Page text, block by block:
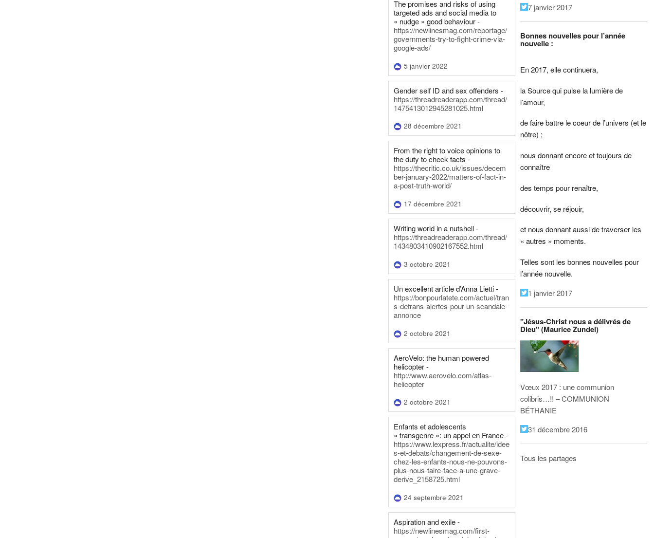
The promises and risks of using
targeted ads and social media to
« nudge » good behaviour -
https://newlinesmag.com/reportage/
governments-try-to-fight-crime-via-
google-ads/
5 janvier 2022
Gender self ID and sex offenders -
https://threadreaderapp.com/thread/
1475413012945281025.html
28 décembre 2021
From the right to voice opinions to
the duty to check facts -
https://thecritic.co.uk/issues/decem
ber-january-2022/matters-of-fact-in-
a-post-truth-world/
17 décembre 2021
Writing world in a nutshell -
https://threadreaderapp.com/thread/
1434803410902167552.html
3 octobre 2021
Un excellent article d’Anna Lietti -
https://bonpourlatete.com/actuel/tran
s-detrans-alertes-pour-un-scandale-
annonce
2 octobre 2021
AeroVelo: the human powered
helicopter -
http://www.aerovelo.com/atlas-
helicopter
2 octobre 2021
Enfants et adolescents
« transgenre »: un appel en France -
https://www.lexpress.fr/actualite/idee
s-et-debats/changement-de-sexe-
chez-les-enfants-nous-ne-pouvons-
plus-nous-taire-face-a-une-grave-
derive_2158725.html
24 septembre 2021
Aspiration and exile -
https://newlinesmag.com/first-
7 janvier 2017
Bonnes nouvelles pour l’année
nouvelle :
En 2017, elle continuera,
la Source qui pulse la lumière de
l’amour,
de faire battre le coeur de l’univers (et le
nôtre) ;
nous donnant encore et toujours de
connaître
des temps pour renaître,
découvrir, se réjouir,
et nous donnant aussi de traverser les
« autres » moments.
Telles sont les bonnes nouvelles pour
l’année nouvelle.
1 janvier 2017
"Jésus-Christ nous a délivrés de
Dieu" (Maurice Zundel)
Vœux 2017 : une communion
colibris…!! – COMMUNION
BÉTHANIE
31 décembre 2016
Tous les partages